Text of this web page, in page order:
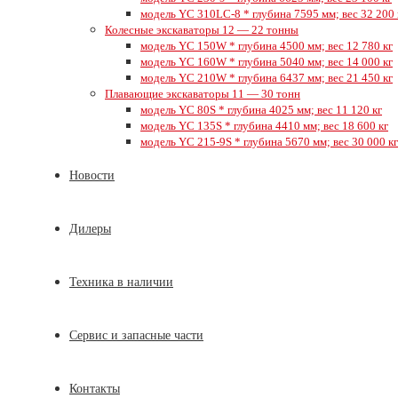
модель YC 310LC-8 * глубина 7595 мм; вес 32 200
Колесные экскаваторы 12 — 22 тонны
модель YC 150W * глубина 4500 мм; вес 12 780 кг
модель YC 160W * глубина 5040 мм; вес 14 000 кг
модель YC 210W * глубина 6437 мм; вес 21 450 кг
Плавающие экскаваторы 11 — 30 тонн
модель YC 80S * глубина 4025 мм; вес 11 120 кг
модель YC 135S * глубина 4410 мм; вес 18 600 кг
модель YC 215-9S * глубина 5670 мм; вес 30 000 кг
Новости
Дилеры
Техника в наличии
Сервис и запасные части
Контакты